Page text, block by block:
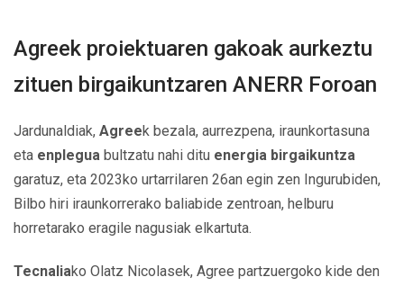
Agreek proiektuaren gakoak aurkeztu
zituen birgaikuntzaren ANERR Foroan
Jardunaldiak, Agreek bezala, aurrezpena, iraunkortasuna
eta enplegua bultzatu nahi ditu energia birgaikuntza
garatuz, eta 2023ko urtarrilaren 26an egin zen Ingurubiden,
Bilbo hiri iraunkorrerako baliabide zentroan, helburu
horretarako eragile nagusiak elkartuta.
Tecnaliako Olatz Nicolasek, Agree partzuergoko kide den